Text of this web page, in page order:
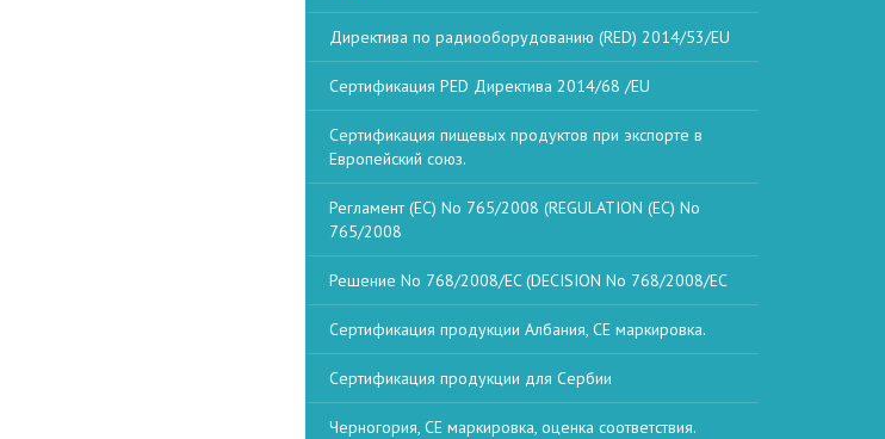
Директива по радиооборудованию (RED) 2014/53/EU
Сертификация PED Директива 2014/68 /EU
Сертификация пищевых продуктов при экспорте в
Европейский союз.
Регламент (ЕС) No 765/2008 (REGULATION (EC) No
765/2008
Решение No 768/2008/EC (DECISION No 768/2008/EC
Сертификация продукции Албания, СЕ маркировка.
Сертификация продукции для Сербии
Черногория, СЕ маркировка, оценка соответствия.